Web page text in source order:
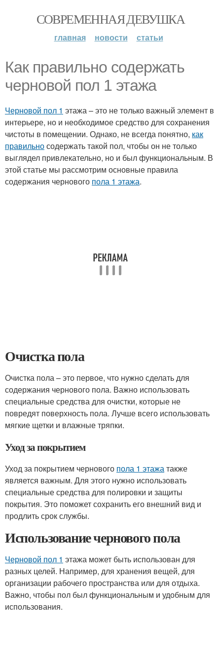
СОВРЕМЕННАЯ ДЕВУШКА
главная новости статьи
Как правильно содержать
черновой пол 1 этажа
Черновой пол 1 этажа – это не только важный элемент в
интерьере, но и необходимое средство для сохранения
чистоты в помещении. Однако, не всегда понятно, как
правильносодержать такой пол, чтобы он не только
выглядел привлекательно, но и был функциональным. В
этой статье мы рассмотрим основные правила
содержания чернового пола 1 этажа.
Очистка пола
Очистка пола – это первое, что нужно сделать для
содержания чернового пола. Важно использовать
специальные средства для очистки, которые не
повредят поверхность пола. Лучше всего использовать
мягкие щетки и влажные тряпки.
Уход за покрытием
Уход за покрытием чернового пола 1 этажатакже
является важным. Для этого нужно использовать
специальные средства для полировки и защиты
покрытия. Это поможет сохранить его внешний вид и
продлить срок службы.
Использование чернового пола
Черновой пол 1 этажа может быть использован для
разных целей. Например, для хранения вещей, для
организации рабочего пространства или для отдыха.
Важно, чтобы пол был функциональным и удобным для
использования.